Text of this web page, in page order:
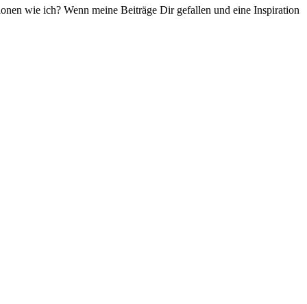
wie ich? Wenn meine Beiträge Dir gefallen und eine Inspiration